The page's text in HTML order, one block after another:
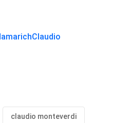
Claudio
claudio monteverdi